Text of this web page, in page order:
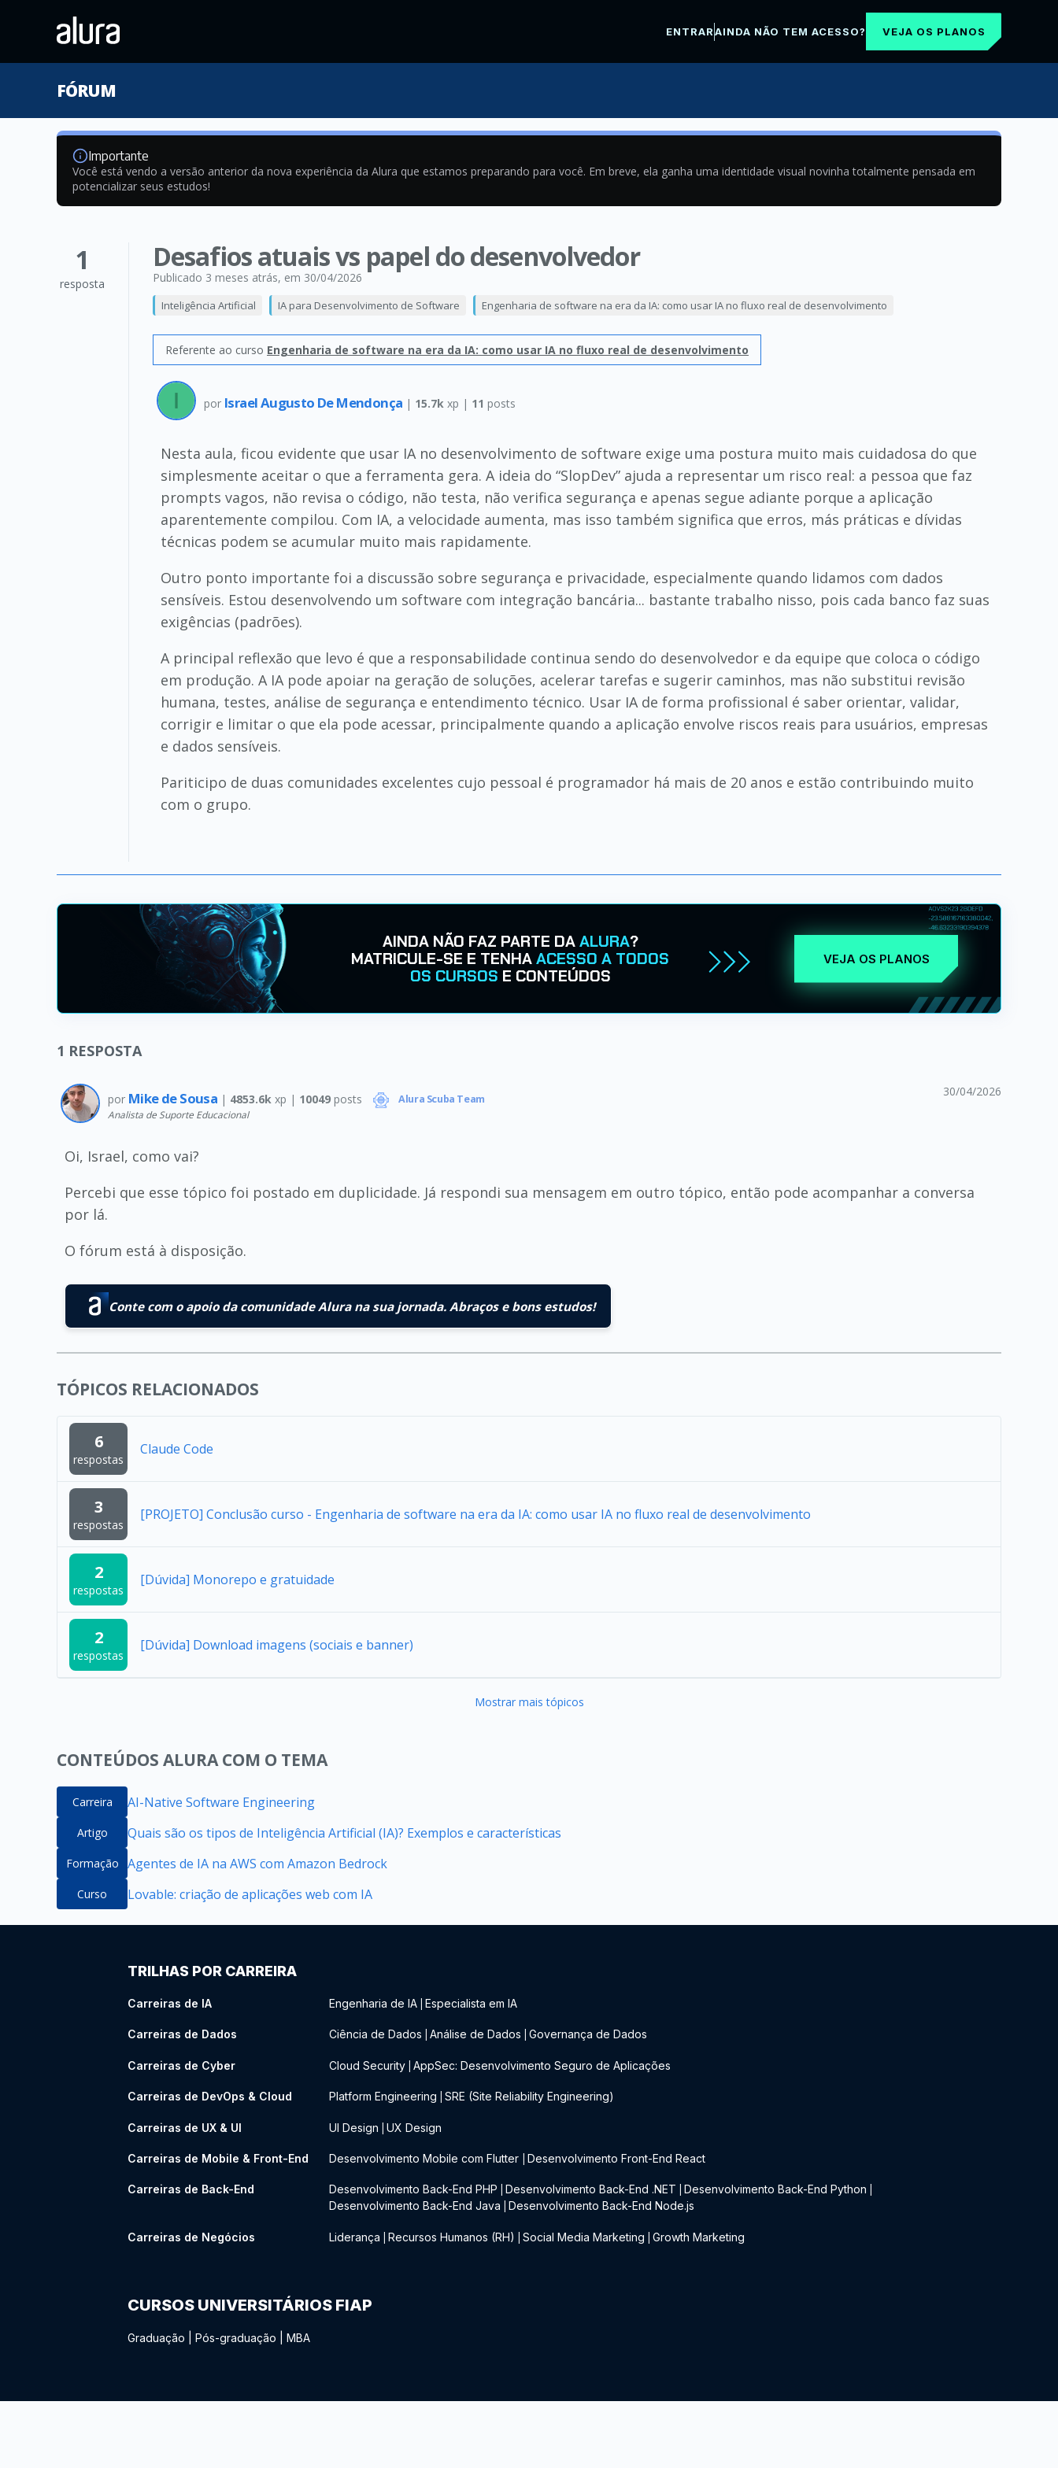
ENTRARAINDA NÃO TEM ACESSO? VEJA OS PLANOS
FÓRUM
Importante
Você está vendo a versão anterior da nova experiência da Alura que estamos preparando para você. Em breve, ela ganha uma identidade visual novinha totalmente pensada em
potencializar seus estudos!
1
resposta
Desafios atuais vs papel do desenvolvedor
Publicado 3 meses atrás, em 30/04/2026
Inteligência Artificial IA para Desenvolvimento de Software Engenharia de software na era da IA: como usar IA no fluxo real de desenvolvimento
Referente ao curso Engenharia de software na era da IA: como usar IA no fluxo real de desenvolvimento
por Israel Augusto De Mendonça | 15.7k xp | 11 posts
Nesta aula, ficou evidente que usar IA no desenvolvimento de software exige uma postura muito mais cuidadosa do que
simplesmente aceitar o que a ferramenta gera. A ideia do “SlopDev” ajuda a representar um risco real: a pessoa que faz
prompts vagos, não revisa o código, não testa, não verifica segurança e apenas segue adiante porque a aplicação
aparentemente compilou. Com IA, a velocidade aumenta, mas isso também significa que erros, más práticas e dívidas
técnicas podem se acumular muito mais rapidamente.
Outro ponto importante foi a discussão sobre segurança e privacidade, especialmente quando lidamos com dados
sensíveis. Estou desenvolvendo um software com integração bancária... bastante trabalho nisso, pois cada banco faz suas
exigências (padrões).
A principal reflexão que levo é que a responsabilidade continua sendo do desenvolvedor e da equipe que coloca o código
em produção. A IA pode apoiar na geração de soluções, acelerar tarefas e sugerir caminhos, mas não substitui revisão
humana, testes, análise de segurança e entendimento técnico. Usar IA de forma profissional é saber orientar, validar,
corrigir e limitar o que ela pode acessar, principalmente quando a aplicação envolve riscos reais para usuários, empresas
e dados sensíveis.
Pariticipo de duas comunidades excelentes cujo pessoal é programador há mais de 20 anos e estão contribuindo muito
com o grupo.
AINDA NÃO FAZ PARTE DAALURA?
MATRICULE-SE E TENHAACESSO A TODOS
OS CURSOS E CONTEÚDOS
VEJA OS PLANOS
1 RESPOSTA
por Mike de Sousa | 4853.6k xp | 10049posts Alura Scuba Team
Analista de Suporte Educacional
30/04/2026
Oi, Israel, como vai?
Percebi que esse tópico foi postado em duplicidade. Já respondi sua mensagem em outro tópico, então pode acompanhar a conversa
por lá.
O fórum está à disposição.
Conte com o apoio da comunidade Alura na sua jornada. Abraços e bons estudos!
TÓPICOS RELACIONADOS
6
respostas
Claude Code
3
respostas
[PROJETO] Conclusão curso - Engenharia de software na era da IA: como usar IA no fluxo real de desenvolvimento
2
respostas
[Dúvida] Monorepo e gratuidade
2
respostas
[Dúvida] Download imagens (sociais e banner)
Mostrar mais tópicos
CONTEÚDOS ALURA COM O TEMA
Carreira AI-Native Software Engineering
Artigo Quais são os tipos de Inteligência Artificial (IA)? Exemplos e características
Formação Agentes de IA na AWS com Amazon Bedrock
Curso Lovable: criação de aplicações web com IA
TRILHAS POR CARREIRA
Carreiras de IA Engenharia de IA Especialista em IA
Carreiras de Dados Ciência de Dados Análise de Dados Governança de Dados
Carreiras de Cyber Cloud Security AppSec: Desenvolvimento Seguro de Aplicações
Carreiras de DevOps & Cloud Platform Engineering SRE (Site Reliability Engineering)
Carreiras de UX & UI UI Design UX Design
Carreiras de Mobile & Front-End Desenvolvimento Mobile com Flutter Desenvolvimento Front-End React
Carreiras de Back-End Desenvolvimento Back-End PHP Desenvolvimento Back-End .NET Desenvolvimento Back-End Python
Desenvolvimento Back-End Java Desenvolvimento Back-End Node.js
Carreiras de Negócios Liderança Recursos Humanos (RH) Social Media Marketing Growth Marketing
CURSOS UNIVERSITÁRIOS FIAP
Graduação Pós-graduação MBA